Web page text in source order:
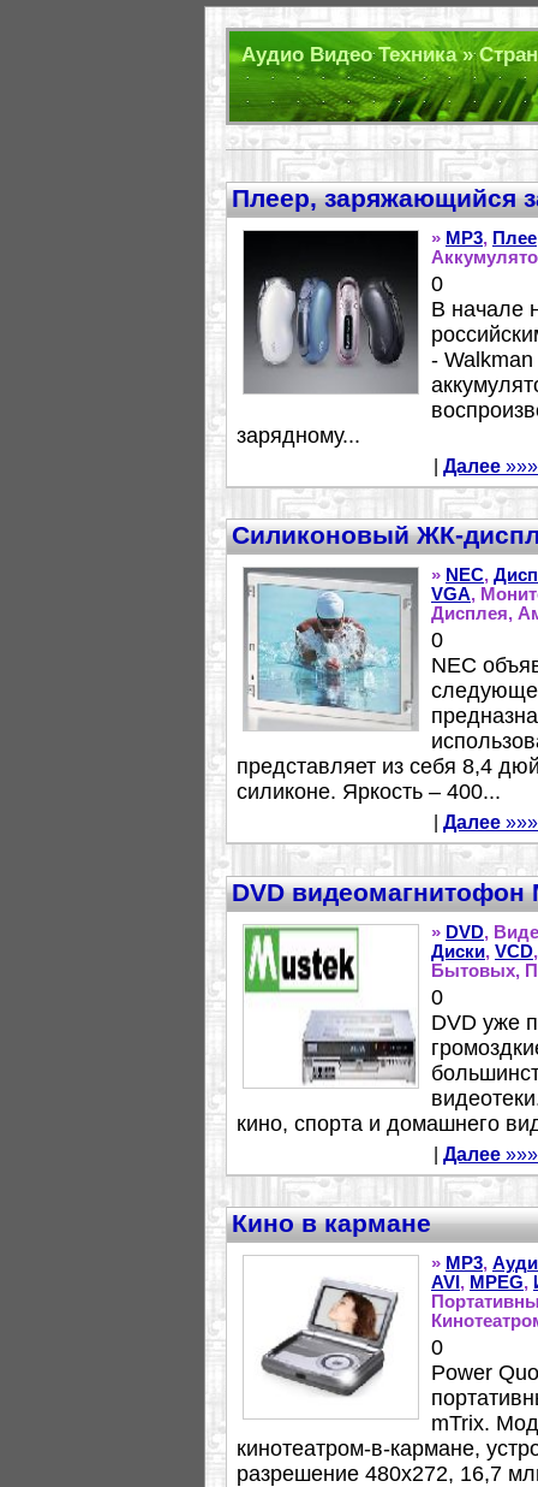
Аудио Видео Техника »
Плеер, заряжающийся
» MP3,
0
В начале
-
зарядному...
Далее »»»
Cиликоновый ЖК-
» NEC,
VGA,
Дисплея,
0
NEC
представляет из себя 8,4
силиконе. Яркость – 400...
Далее »»»
DVD видеомагнитофон
» DVD,
Диски, VCD
Бытовых,
0
DVD уже
кино, спорта и домашнего
Далее »»»
Кино в кармане
» MP3,
AVI , MPEG,
0
Power
mTrix.
кинотеатром-в-кармане,
разрешение 480x272, 16,7